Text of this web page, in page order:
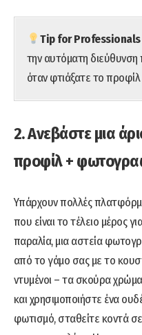
Tip for Professionals
την αυτόματη
όταν φτιάξατε το
2. Ανεβάστε μια
προφίλ +
Υπάρχουν πολλές
που είναι το τέλειο μέρος
παραλία, μια αστεία
από το γάμο σας με το
ντυμένοι – τα σκούρα
και χρησιμοποιήστε ένα
φωτισμό, σταθείτε κοντά